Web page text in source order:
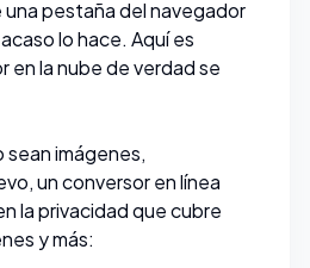
pestaña del navegador
lo hace. Aquí es
en la nube de verdad se
sean imágenes,
, un conversor en línea
la privacidad que cubre
y más: